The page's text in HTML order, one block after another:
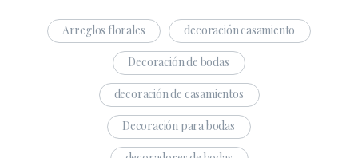
Arreglos florales decoración casamiento
Decoración de bodas
decoración de casamientos
Decoración para bodas